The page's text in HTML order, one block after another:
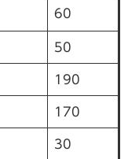
60
50
190
170
30